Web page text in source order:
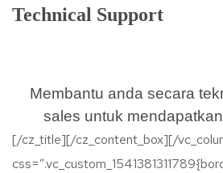
Technical Support
Membantu anda secara
sales untuk
[/cz_title][/cz_content_box][/